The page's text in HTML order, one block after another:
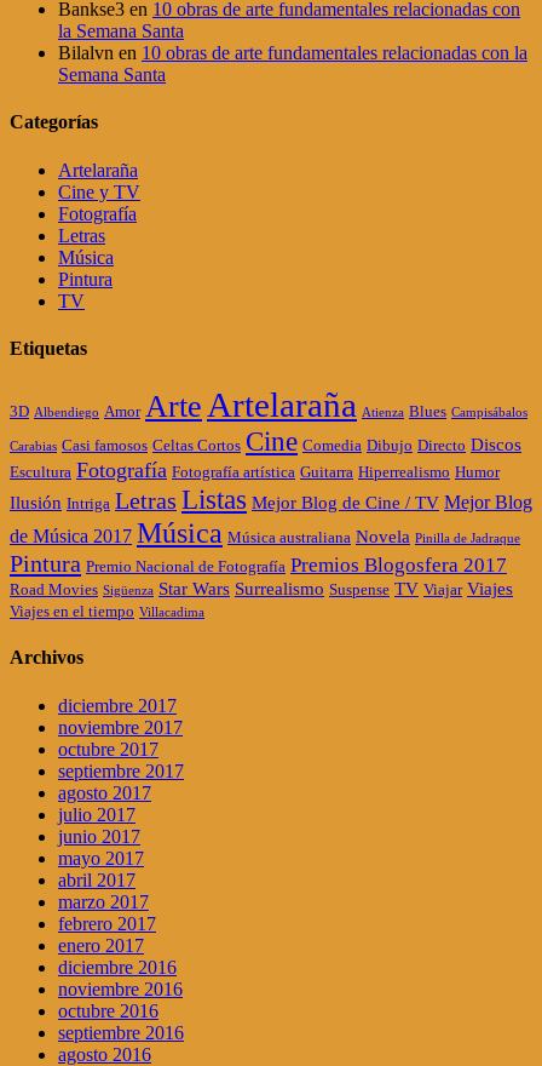
Bankse3 en 10 obras de arte fundamentales relacionadas con
la Semana Santa
Bilalvn en 10 obras de arte fundamentales relacionadas con la
Semana Santa
Categorías
Artelaraña
Cine y TV
Fotografía
Letras
Música
Pintura
TV
Etiquetas
3D Albendiego Amor Arte Artelaraña Atienza Blues Campisábalos
Carabias Casi famosos Celtas Cortos Cine Comedia Dibujo Directo Discos
Escultura Fotografía Fotografía artística Guitarra Hiperrealismo Humor
Ilusión Intriga Letras Listas Mejor Blog de Cine / TV Mejor Blog
de Música 2017 Música Música australiana Novela Pinilla de Jadraque
Pintura Premio Nacional de Fotografía Premios Blogosfera 2017
Road Movies Sigüenza Star Wars Surrealismo Suspense TV Viajar Viajes
Viajes en el tiempo Villacadima
Archivos
diciembre 2017
noviembre 2017
octubre 2017
septiembre 2017
agosto 2017
julio 2017
junio 2017
mayo 2017
abril 2017
marzo 2017
febrero 2017
enero 2017
diciembre 2016
noviembre 2016
octubre 2016
septiembre 2016
agosto 2016